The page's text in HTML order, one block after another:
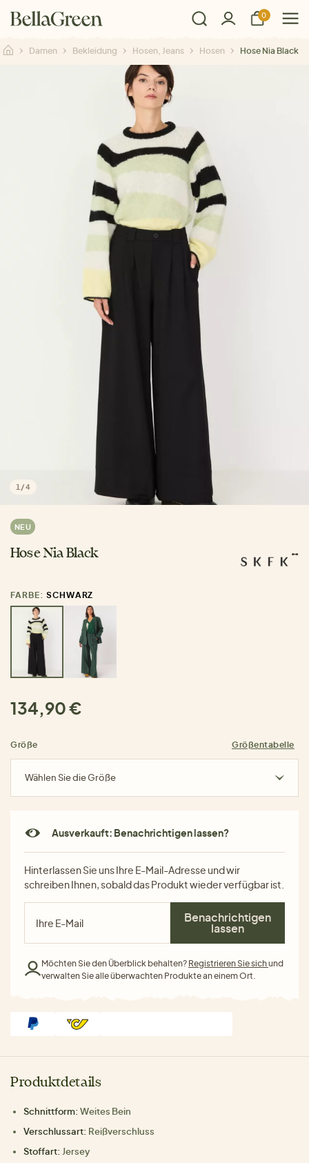
0
Damen Bekleidung Hosen, Jeans Hosen Hose Nia Black
1 /4
NEU
Hose Nia Black
FARBE: SCHWARZ
134,90 €
Größe Größentabelle
Wählen Sie die Größe
Ausverkauft: Benachrichtigen lassen?
Hinterlassen Sie uns Ihre E-Mail-Adresse und wir
schreiben Ihnen, sobald das Produkt wieder verfügbar ist.
Benachrichtigen
lassen
Möchten Sie den Überblick behalten? Registrieren Sie sichund
verwalten Sie alle überwachten Produkte an einem Ort.
Produktdetails
Schnittform: Weites Bein
Verschlussart: Reißverschluss
Stoffart: Jersey